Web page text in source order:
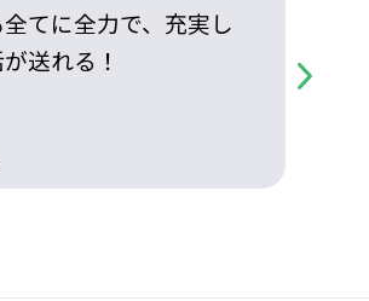
てに全力で、充実し
送れる！
Next